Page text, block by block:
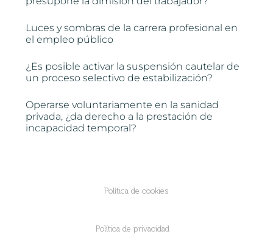
Luces y sombras de la carrera profesional en
el empleo público
¿Es posible activar la suspensión cautelar de
un proceso selectivo de estabilización?
Operarse voluntariamente en la sanidad
privada, ¿da derecho a la prestación de
incapacidad temporal?
Política de cookies
Política de privacidad